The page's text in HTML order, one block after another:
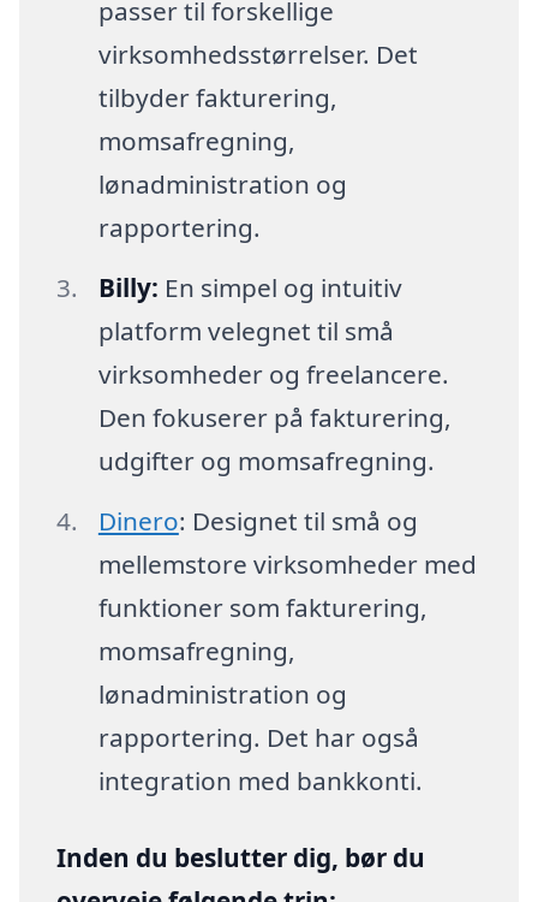
passer til forskellige
virksomhedsstørrelser. Det
tilbyder fakturering,
momsafregning,
lønadministration og
rapportering.
Billy: En simpel og intuitiv
platform velegnet til små
virksomheder og freelancere.
Den fokuserer på fakturering,
udgifter og momsafregning.
Dinero: Designet til små og
mellemstore virksomheder med
funktioner som fakturering,
momsafregning,
lønadministration og
rapportering. Det har også
integration med bankkonti.
Inden du beslutter dig, bør du